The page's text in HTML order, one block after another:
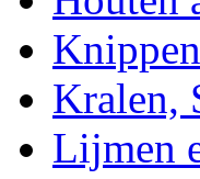
Kralen,
Lijmen